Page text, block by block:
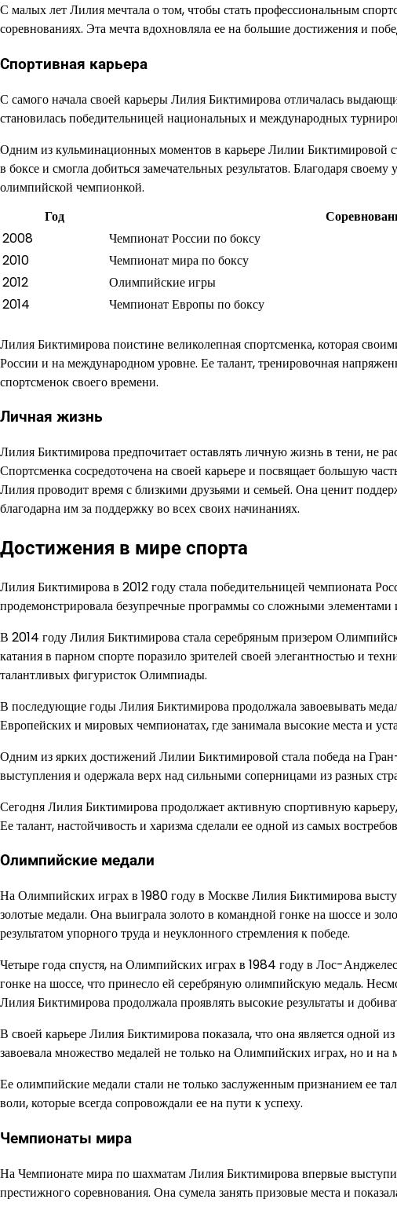
С малых лет Лилия мечтала о том, чтобы стать профессиональным
соревнованиях. Эта мечта вдохновляла ее на большие достижения и
Спортивная карьера
С самого начала своей карьеры Лилия Биктимирова отличалась
становилась победительницей национальных и международных
Одним из кульминационных моментов в карьере Лилии Биктимировой
в боксе и смогла добиться замечательных результатов. Благодаря
олимпийской чемпионкой.
Год
2008
Чемпионат России по боксу
2010
Чемпионат мира по боксу
2012
Олимпийские игры
2014
Чемпионат Европы по боксу
Лилия Биктимирова поистине великолепная спортсменка, которая
России и на международном уровне. Ее талант, тренировочная
спортсменок своего времени.
Личная жизнь
Лилия Биктимирова предпочитает оставлять личную жизнь в тени, не
Спортсменка сосредоточена на своей карьере и посвящает большую
Лилия проводит время с близкими друзьями и семьей. Она ценит
благодарна им за поддержку во всех своих начинаниях.
Достижения в мире спорта
Лилия Биктимирова в 2012 году стала победительницей чемпионата
продемонстрировала безупречные программы со сложными
В 2014 году Лилия Биктимирова стала серебряным призером
катания в парном спорте поразило зрителей своей элегантностью и
талантливых фигуристок Олимпиады.
В последующие годы Лилия Биктимирова продолжала завоевывать
Европейских и мировых чемпионатах, где занимала высокие места и
Одним из ярких достижений Лилии Биктимировой стала победа на
выступления и одержала верх над сильными соперницами из разных
Сегодня Лилия Биктимирова продолжает активную спортивную
Ее талант, настойчивость и харизма сделали ее одной из самых
Олимпийские медали
На Олимпийских играх в 1980 году в Москве Лилия Биктимирова
золотые медали. Она выиграла золото в командной гонке на шоссе и
результатом упорного труда и неуклонного стремления к победе.
Четыре года спустя, на Олимпийских играх в 1984 году в Лос-
гонке на шоссе, что принесло ей серебряную олимпийскую медаль.
Лилия Биктимирова продолжала проявлять высокие результаты и
В своей карьере Лилия Биктимирова показала, что она является
завоевала множество медалей не только на Олимпийских играх, но и
Ее олимпийские медали стали не только заслуженным признанием ее
воли, которые всегда сопровождали ее на пути к успеху.
Чемпионаты мира
На Чемпионате мира по шахматам Лилия Биктимирова впервые
престижного соревнования. Она сумела занять призовые места и